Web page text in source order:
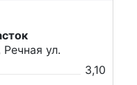
ул.
3,10